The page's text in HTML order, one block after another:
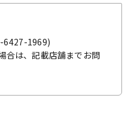
6427-1969)
合は、記載店舗までお問